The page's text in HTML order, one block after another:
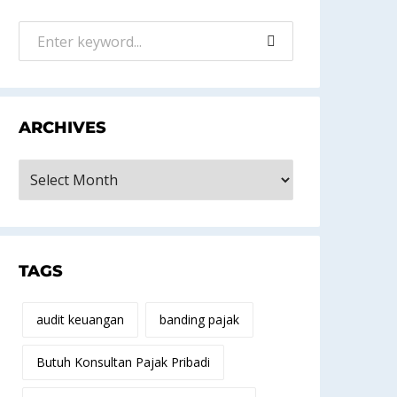
ARCHIVES
TAGS
audit keuangan banding pajak
Butuh Konsultan Pajak Pribadi